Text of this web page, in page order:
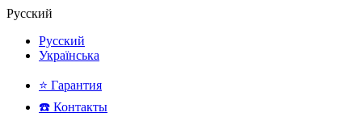
Русский
Русский
Українська
⭐ Гарантия
☎️ Контакты